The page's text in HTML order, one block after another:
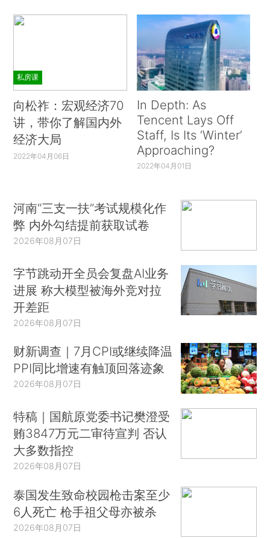
私房课
向松祚：宏观经济70
讲，带你了解国内外
经济大局
2022年04月06日
In Depth: As
Tencent Lays Off
Staff, Is Its ‘Winter’
Approaching?
2022年04月01日
河南“三支一扶”考试规模化作
弊 内外勾结提前获取试卷
2026年08月07日
字节跳动开全员会复盘AI业务
进展 称大模型被海外竞对拉
开差距
2026年08月07日
财新调查｜7月CPI或继续降温
PPI同比增速有触顶回落迹象
2026年08月07日
特稿｜国航原党委书记樊澄受
贿3847万元二审待宣判 否认
大多数指控
2026年08月07日
泰国发生致命校园枪击案至少
6人死亡 枪手祖父母亦被杀
2026年08月07日